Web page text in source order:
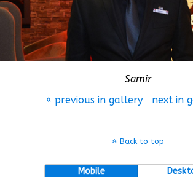
Samir
« previous in gallery
next in
Back to top
Mobile